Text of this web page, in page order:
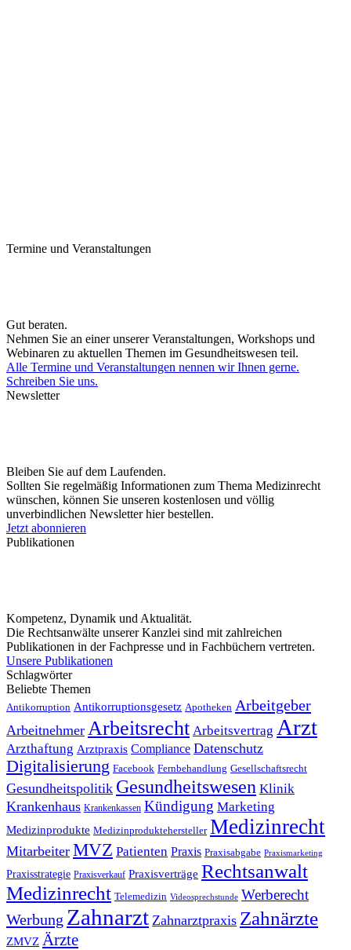
Termine und Veranstaltungen
Gut beraten.
Nehmen Sie an einer unserer Veranstaltungen, Workshops und
Webinaren zu aktuellen Themen im Gesundheitswesen teil.
Alle Termine und Veranstaltungen nennen wir Ihnen gerne.
Schreiben Sie uns.
Newsletter
Bleiben Sie auf dem Laufenden.
Sollten Sie regelmäßig Informationen zum Thema Medizinrecht
wünschen, können Sie unseren kostenlosen und völlig
unverbindlichen Newsletter hier bestellen.
Jetzt abonnieren
Publikationen
Kompetenz, Dynamik und Aktualität.
Die Rechtsanwälte unserer Kanzlei sind mit zahlreichen
Publikationen in der Fachpresse und in Fachbüchern vertreten.
Unsere Publikationen
Schlagwörter
Beliebte Themen
Antikorruption Antikorruptionsgesetz Apotheken Arbeitgeber
Arbeitnehmer Arbeitsrecht Arbeitsvertrag Arzt
Arzthaftung Arztpraxis Compliance Datenschutz
Digitalisierung Facebook Fernbehandlung Gesellschaftsrecht
Gesundheitspolitik Gesundheitswesen Klinik
Krankenhaus Krankenkassen Kündigung Marketing
Medizinprodukte Medizinproduktehersteller Medizinrecht
Mitarbeiter MVZ Patienten Praxis Praxisabgabe Praxismarketing
Praxisstrategie Praxisverkauf Praxisverträge Rechtsanwalt
Medizinrecht Telemedizin Videosprechstunde Werberecht
Werbung Zahnarzt Zahnarztpraxis Zahnärzte
ZMVZ Ärzte